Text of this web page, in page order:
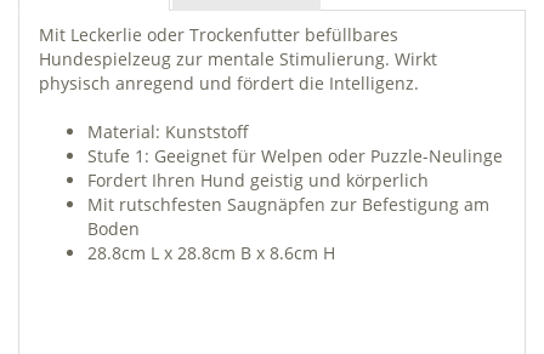
Mit Leckerlie oder Trockenfutter befüllbares
Hundespielzeug zur mentale Stimulierung. Wirkt
physisch anregend und fördert die Intelligenz.
Material: Kunststoff
Stufe 1: Geeignet für Welpen oder Puzzle-Neulinge
Fordert Ihren Hund geistig und körperlich
Mit rutschfesten Saugnäpfen zur Befestigung am
Boden
28.8cm L x 28.8cm B x 8.6cm H